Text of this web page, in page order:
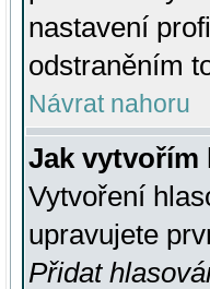
nastavení
odstraněním
Návrat nahoru
Jak vytvořím
Vytvoření
upravujete
Přidat